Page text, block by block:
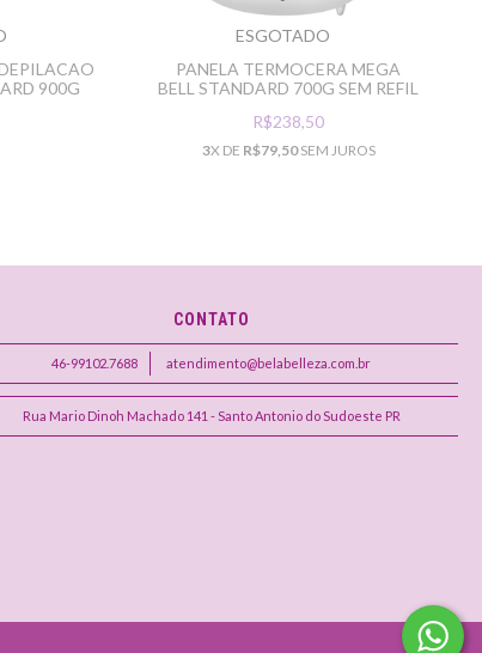
900G
ESGOTADO
PANELA TERMOCERA MEGA
BELL STANDARD 700G SEM REFIL
R$238,50
3X DE R$79,50SEM JUROS
CONTATO
46-99102.7688 atendimento@belabelleza.com.br
Rua Mario Dinoh Machado 141 - Santo Antonio do Sudoeste PR